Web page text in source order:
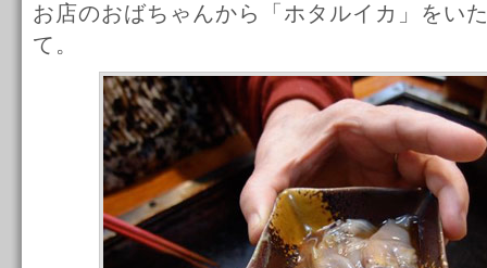
お店のおばちゃんから「ホタルイカ」をい
て。